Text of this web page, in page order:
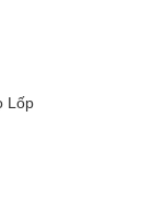
Lốp